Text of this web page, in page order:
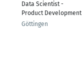
Data Scientist -
Product Development
Göttingen